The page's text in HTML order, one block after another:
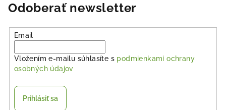
Odoberať newsletter
Email
Vložením e-mailu súhlasíte s podmienkami ochrany
osobných údajov
Prihlásiť sa